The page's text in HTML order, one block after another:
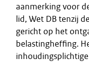
aanmerking voor
lid, Wet DB tenzij
gericht op het
belastingheffing.